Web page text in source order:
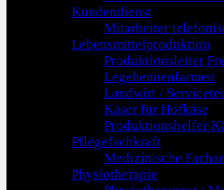
Kundendienst
Mitarbeiter
Lebensmittelproduktion
Produktionsleiter
Legehennenfarmen
Landwirt /
Käser für Hofkäse
Produktionshelfer
Pflegefachkraft
Medizinische
Physiotherapie